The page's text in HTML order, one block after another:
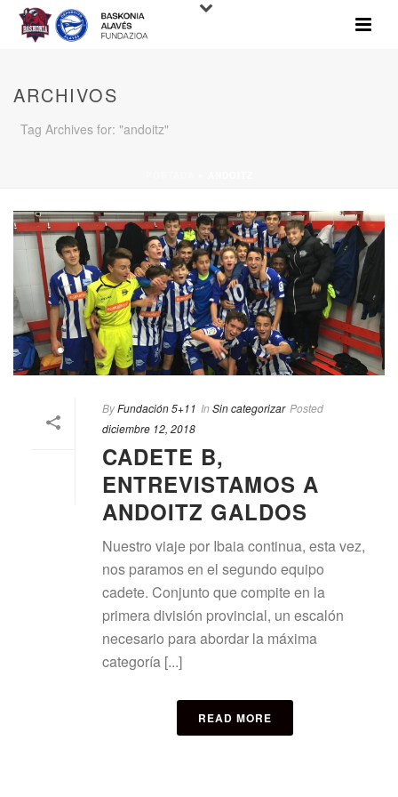
ARCHIVOS
Tag Archives for: "andoitz"
ByFundación 5+11 In Sin categorizar Posted
diciembre 12, 2018
CADETE B,
ENTREVISTAMOS A
ANDOITZ GALDOS
Nuestro viaje por Ibaia continua, esta vez,
nos paramos en el segundo equipo
cadete. Conjunto que compite en la
primera división provincial, un escalón
necesario para abordar la máxima
categoría [...]
READ MORE